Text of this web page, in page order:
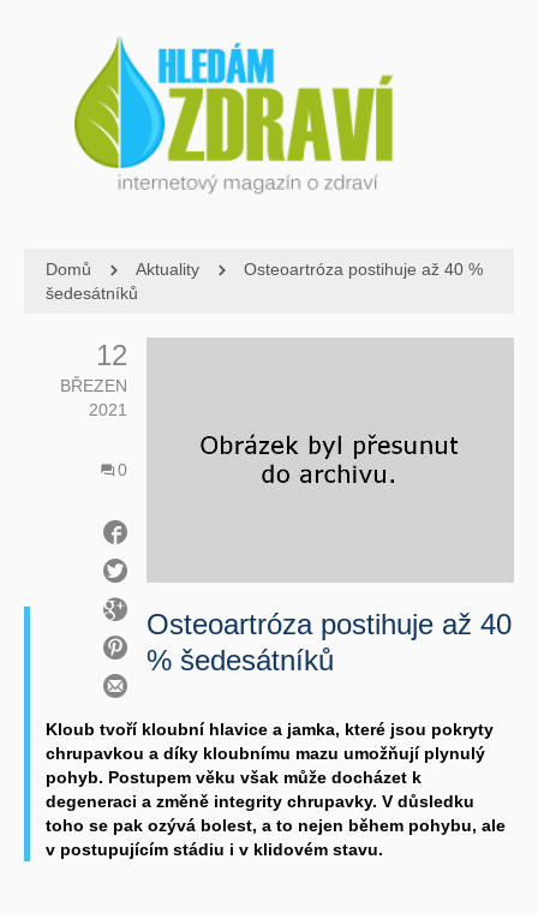
Domů Aktuality
Osteoartróza postihuje až 40 %
šedesátníků
12
BŘEZEN
2021
0
Osteoartróza postihuje až 40
% šedesátníků
Kloub tvoří kloubní hlavice a jamka, které jsou pokryty
chrupavkou a díky kloubnímu mazu umožňují plynulý
pohyb. Postupem věku však může docházet k
degeneraci a změně integrity chrupavky. V důsledku
toho se pak ozývá bolest, a to nejen během pohybu, ale
v postupujícím stádiu i v klidovém stavu.